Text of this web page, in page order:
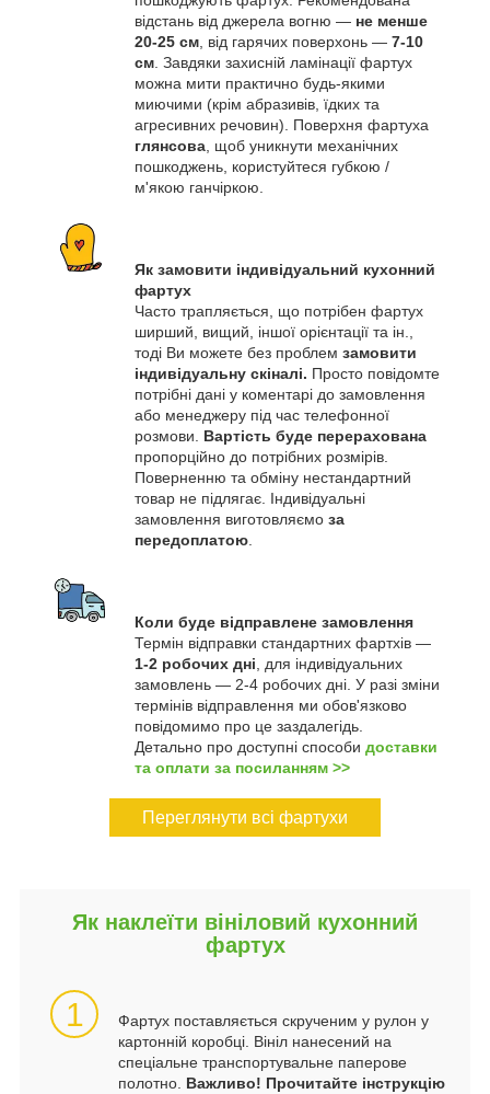
відстань від джерела вогню — не менше
20-25 см, від гарячих поверхонь — 7-10
см. Завдяки захисній ламінації фартух
можна мити практично будь-якими
миючими (крім абразивів, їдких та
агресивних речовин). Поверхня фартуха
глянсова, щоб уникнути механічних
пошкоджень, користуйтеся губкою /
м'якою ганчіркою.
Як замовити індивідуальний кухонний
фартух
Часто трапляється, що потрібен фартух
ширший, вищий, іншої орієнтації та ін.,
тоді Ви можете без проблем замовити
індивідуальну скіналі. Просто повідомте
потрібні дані у коментарі до замовлення
або менеджеру під час телефонної
розмови. Вартість буде перерахована
пропорційно до потрібних розмірів.
Поверненню та обміну нестандартний
товар не підлягає. Індивідуальні
замовлення виготовляємо за
передоплатою.
Коли буде відправлене замовлення
Термін відправки стандартних фартхів —
1-2 робочих дні, для індивідуальних
замовлень — 2-4 робочих дні. У разі зміни
термінів відправлення ми обов'язково
повідомимо про це заздалегідь.
Детально про доступні способи доставки
та оплати за посиланням >>
Переглянути всі фартухи
Як наклеїти вініловий кухонний
фартух
1
Фартух поставляється скрученим у рулон у
картонній коробці. Вініл нанесений на
спеціальне транспортувальне паперове
полотно. Важливо! Прочитайте інструкцію